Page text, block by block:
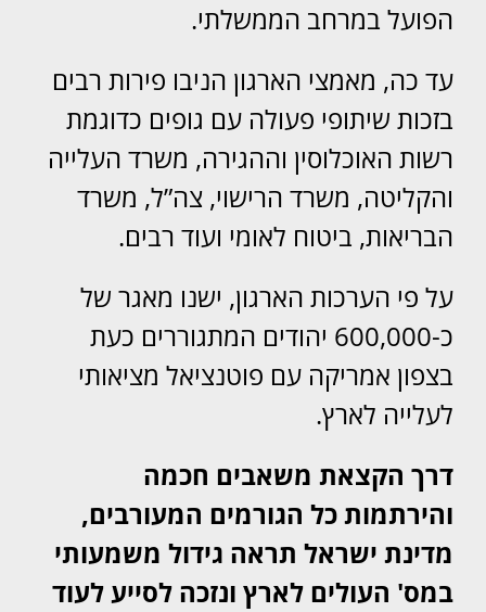
הפועל במרחב הממשלתי.
עד כה, מאמצי הארגון הניבו פירות רבים
בזכות שיתופי פעולה עם גופים כדוגמת
רשות האוכלוסין וההגירה, משרד העלייה
והקליטה, משרד הרישוי, צה”ל, משרד
הבריאות, ביטוח לאומי ועוד רבים.
על פי הערכות הארגון, ישנו מאגר של
כ-600,000 יהודים המתגוררים כעת
בצפון אמריקה עם פוטנציאל מציאותי
לעלייה לארץ.
דרך הקצאת משאבים חכמה
והירתמות כל הגורמים המעורבים,
מדינת ישראל תראה גידול משמעותי
במס' העולים לארץ ונזכה לסייע לעוד